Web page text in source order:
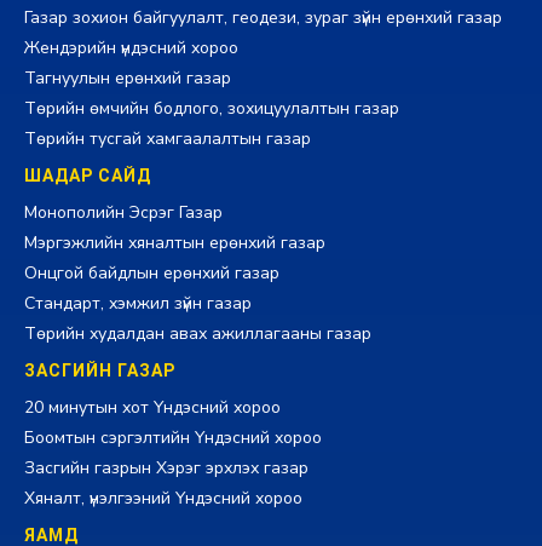
Газар зохион байгуулалт, геодези, зураг зүйн ерөнхий газар
Жендэрийн үндэсний хороо
Тагнуулын ерөнхий газар
Төрийн өмчийн бодлого, зохицуулалтын газар
Төрийн тусгай хамгаалалтын газар
ШАДАР САЙД
Монополийн Эсрэг Газар
Мэргэжлийн хяналтын ерөнхий газар
Онцгой байдлын ерөнхий газар
Стандарт, хэмжил зүйн газар
Төрийн худалдан авах ажиллагааны газар
ЗАСГИЙН ГАЗАР
20 минутын хот Үндэсний хороо
Боомтын сэргэлтийн Үндэсний хороо
Засгийн газрын Хэрэг эрхлэх газар
Хяналт, үнэлгээний Үндэсний хороо
ЯАМД